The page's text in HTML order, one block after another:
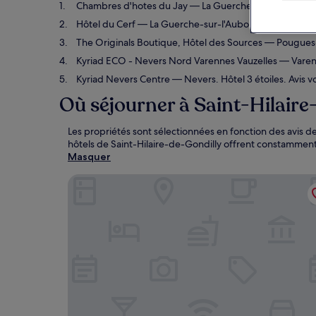
Chambres d'hotes du Jay— La Guerche-sur-l'Aubois.
Hôtel du Cerf— La Guerche-sur-l'Aubois. Hôtel 3
The Originals Boutique, Hôtel des Sources—
Kyriad ECO - Nevers Nord Varennes Vauzelles—
Kyriad Nevers Centre— Nevers. Hôtel 3 étoiles. Avis
Où séjourner à Saint-
Les propriétés sont sélectionnées en fonction des avis
hôtels de Saint-Hilaire-de-Gondilly offrent
Masquer